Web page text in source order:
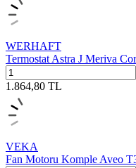
WERHAFT
Termostat Astra J Meriva
1.864,80 TL
VEKA
Fan Motoru Komple Aveo